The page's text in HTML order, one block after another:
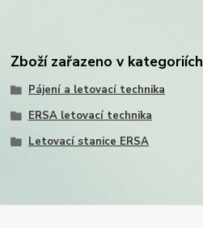
Zboží zařazeno v kategoriích
Pájení a letovací technika
ERSA letovací technika
Letovací stanice ERSA